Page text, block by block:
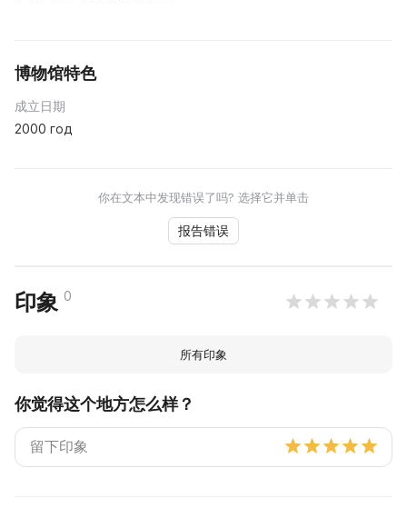
博物馆特色
成立日期
2000 год
你在文本中发现错误了吗? 选择它并单击
报告错误
印象 0
所有印象
你觉得这个地方怎么样？